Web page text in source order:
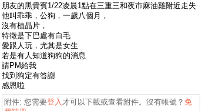
朋友的黑貴賓1/22凌晨1點在三重三和夜市麻油雞附近走失
他叫乖乖，公狗，一歲八個月，
沒有植晶片，
特徵是下巴處有白毛
愛跟人玩，尤其是女生
若是有人知道狗狗的消息
請PM給我
找到狗定有答謝
感恩啦
附件: 您需要登入才可以下載或查看附件。沒有帳號？ 免